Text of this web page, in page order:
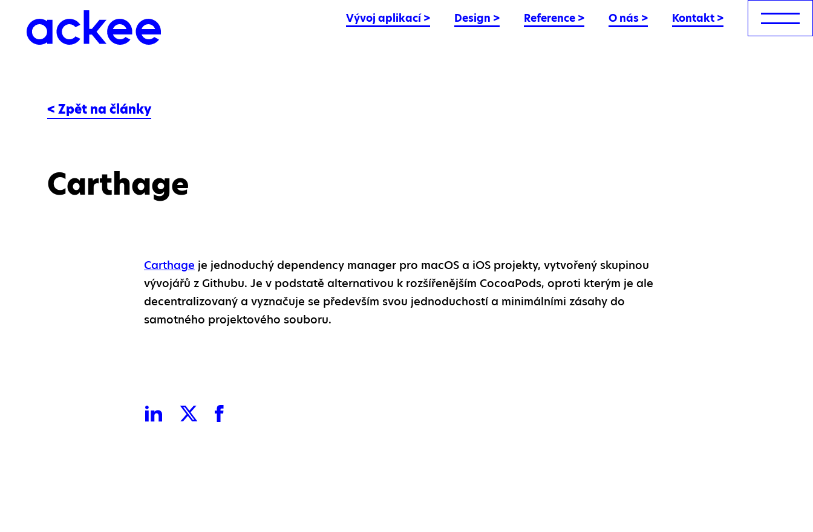
Vývoj aplikací> Design > Reference > O nás > Kontakt >
< Zpět na články
Carthage
Carthage je jednoduchý dependency manager pro macOS a iOS projekty, vytvořený skupinou
vývojářů z Githubu. Je v podstatě alternativou k rozšířenějším CocoaPods, oproti kterým je ale
decentralizovaný a vyznačuje se především svou jednoduchostí a minimálními zásahy do
samotného projektového souboru.